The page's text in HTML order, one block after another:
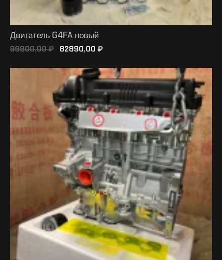
Двигатель G4FA новый
99900,00₽ 82890,00 ₽